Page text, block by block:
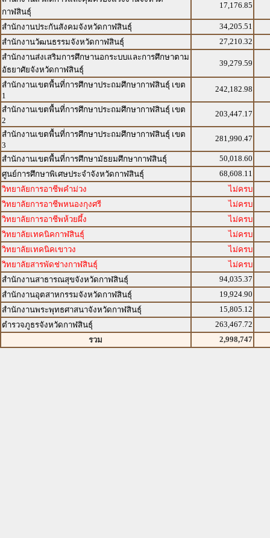
กาฬสินธุ์
17,176.85
สำนักงานประกันสังคมจังหวัดกาฬสินธุ์
34,205.51
สำนักงานวัฒนธรรมจังหวัดกาฬสินธุ์
27,210.32
สำนักงานส่งเสริมการศึกษานอกระบบและการศึกษาตาม
อัธยาศัยจังหวัดกาฬสินธุ์
39,279.59
สำนักงานเขตพื้นที่การศึกษาประถมศึกษากาฬสินธุ์ เขต
1
242,182.98
สำนักงานเขตพื้นที่การศึกษาประถมศึกษากาฬสินธุ์ เขต
2
203,447.17
สำนักงานเขตพื้นที่การศึกษาประถมศึกษากาฬสินธุ์ เขต
3
281,990.47
สำนักงานเขตพื้นที่การศึกษามัธยมศึกษากาฬสินธุ์
50,018.60
ศูนย์การศึกษาพิเศษประจำจังหวัดกาฬสินธุ์
68,608.11
วิทยาลัยการอาชีพคำม่วง
ไม่ครบ
วิทยาลัยการอาชีพหนองกุงศรี
ไม่ครบ
วิทยาลัยการอาชีพห้วยผึ้ง
ไม่ครบ
วิทยาลัยเทคนิคกาฬสินธุ์
ไม่ครบ
วิทยาลัยเทคนิคเขาวง
ไม่ครบ
วิทยาลัยสารพัดช่างกาฬสินธุ์
ไม่ครบ
สำนักงานสาธารณสุขจังหวัดกาฬสินธุ์
94,035.37
สำนักงานอุตสาหกรรมจังหวัดกาฬสินธุ์
19,924.90
สำนักงานพระพุทธศาสนาจังหวัดกาฬสินธุ์
15,805.12
ตำรวจภูธรจังหวัดกาฬสินธุ์
263,467.72
รวม
2,998,747